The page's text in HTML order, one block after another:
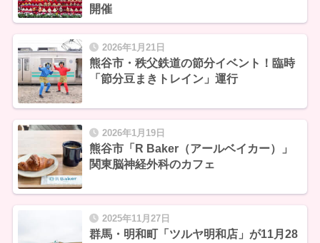
開催
2026年1月21日
熊谷市・秩父鉄道の節分イベント！臨時
「節分豆まきトレイン」運行
2026年1月19日
熊谷市「R Baker（アールベイカー）」
関東脳神経外科のカフェ
2025年11月27日
群馬・明和町「ツルヤ明和店」が11月28